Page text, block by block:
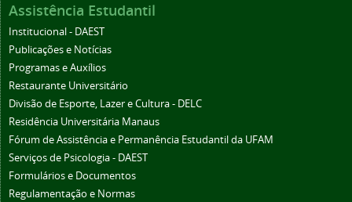
Assistência Estudantil
Institucional - DAEST
Publicações e Notícias
Programas e Auxílios
Restaurante Universitário
Divisão de Esporte, Lazer e Cultura - DELC
Residência Universitária Manaus
Fórum de Assistência e Permanência Estudantil da UFAM
Serviços de Psicologia - DAEST
Formulários e Documentos
Regulamentação e Normas